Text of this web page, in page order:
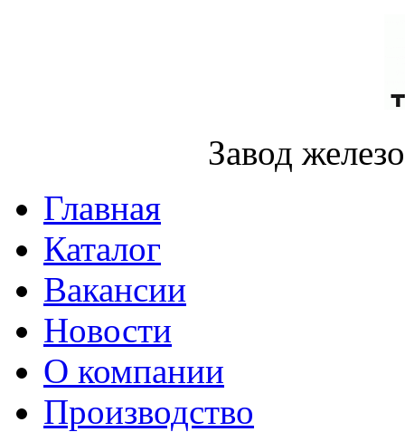
Завод
Главная
Каталог
Вакансии
Новости
О компании
Производство